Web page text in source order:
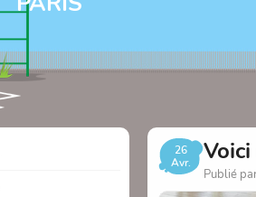
26
Avr.
Publié